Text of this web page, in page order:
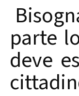
parte
deve